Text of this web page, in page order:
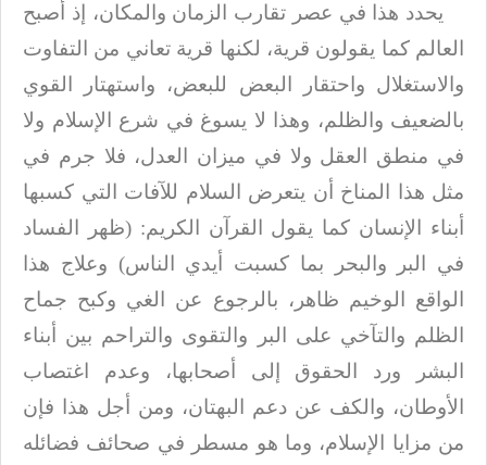
يحدد هذا في عصر تقارب الزمان والمكان، إذ أصبح
العالم كما يقولون قرية، لكنها قرية تعاني من التفاوت
والاستغلال واحتقار البعض للبعض، واستهتار القوي
بالضعيف والظلم، وهذا لا يسوغ في شرع الإسلام ولا
في منطق العقل ولا في ميزان العدل، فلا جرم في
مثل هذا المناخ أن يتعرض السلام للآفات التي كسبها
أبناء الإنسان كما يقول
القرآن الكريم: (ظهر الفساد
في البر والبحر بما كسبت أيدي الناس) وعلاج هذا
الواقع
الوخيم ظاهر، بالرجوع عن الغي وكبح جماح
الظلم والتآخي على البر والتقوى والتراحم بين أبناء
البشر ورد الحقوق إلى أصحابها، وعدم اغتصاب
الأوطان، والكف عن دعم
البهتان، ومن أجل هذا فإن
من مزايا الإسلام، وما هو مسطر في صحائف فضائله